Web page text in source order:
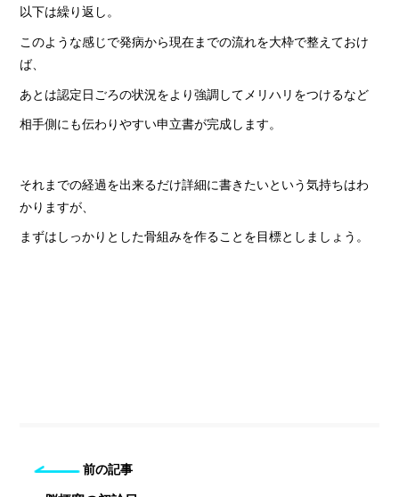
以下は繰り返し。
このような感じで発病から現在までの流れを大枠で整えておけ
ば、
あとは認定日ごろの状況をより強調してメリハリをつけるなど
相手側にも伝わりやすい申立書が完成します。
それまでの経過を出来るだけ詳細に書きたいという気持ちはわ
かりますが、
まずはしっかりとした骨組みを作ることを目標としましょう。
前の記事